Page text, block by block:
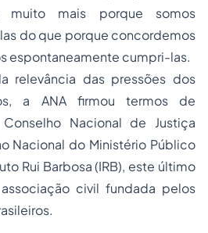
muito mais porque somos
do que porque concordemos
espontaneamente cumpri-las.
relevância das pressões dos
a ANA firmou termos de
Nacional de Justiça
Nacional do Ministério Público
Rui Barbosa (IRB), este último
civil fundada pelos